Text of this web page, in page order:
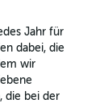
Jahr für
dabei, die
wir
die bei der